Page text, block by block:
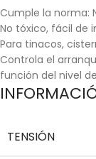
Cumple la norma:
No tóxico, fácil de
Para tinacos,
Controla el
función del nivel
TENSIÓN